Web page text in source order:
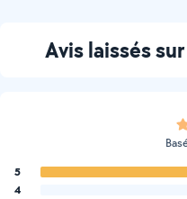
Avis laissés
5
4